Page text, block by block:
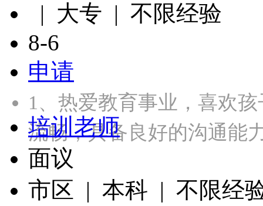
| 大专 | 不限经验
8-6
申请
1、热爱教育事业，喜欢
流畅，具备良好的沟通
培训老师
面议
市区 | 本科 | 不限经